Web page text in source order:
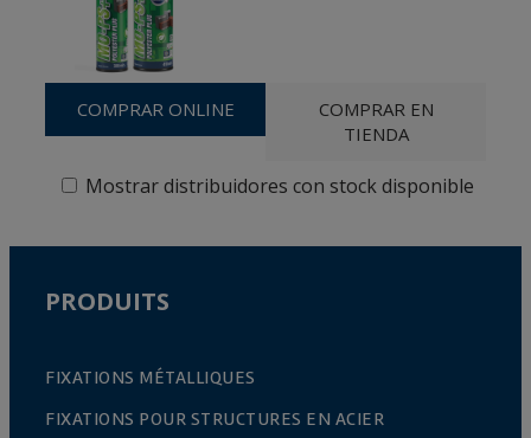
COMPRAR ONLINE
COMPRAR EN
TIENDA
Mostrar distribuidores con stock disponible
PRODUITS
FIXATIONS MÉTALLIQUES
FIXATIONS POUR STRUCTURES EN ACIER